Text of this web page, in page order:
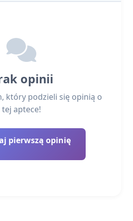
opinii
który podzieli się opinią o
tej aptece!
pierwszą opinię